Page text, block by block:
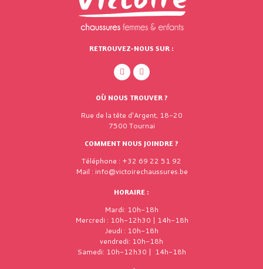
RETROUVEZ-NOUS SUR :
OÙ NOUS TROUVER ?
Rue de la tête d'Argent, 18-20
7500 Tournai
COMMENT NOUS JOINDRE ?
Téléphone : +32 69 22 51 92
Mail : info@victoirechaussures.be
HORAIRE :
Mardi: 10h-18h
Mercredi : 10h-12h30 | 14h-18h
Jeudi : 10h-18h
vendredi: 10h-18h
Samedi: 10h-12h30 | 14h-18h